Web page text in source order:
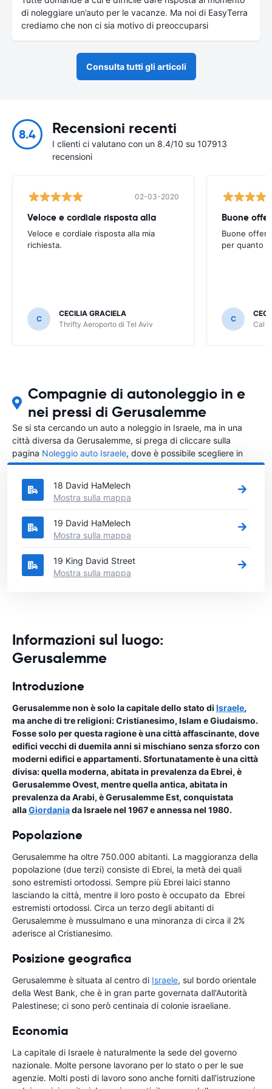
di noleggiare un’auto per le vacanze. Ma noi di EasyTerra
crediamo che non ci sia motivo di preoccuparsi
Consulta tutti gli articoli
8.4 Recensioni recenti
I clienti ci valutano con un 8.4/10 su 107913
recensioni
02-03-2020
Veloce e cordiale risposta alla
Veloce e cordiale risposta alla mia
richiesta.
C
CECILIA GRACIELA
Thrifty Aeroporto di Tel Aviv
Buone
Buone
per quanto
C
Cal
Compagnie di autonoleggio in e
nei pressi di Gerusalemme
Se si sta cercando un auto a noleggio in Israele, ma in una
città diversa da Gerusalemme, si prega di cliccare sulla
pagina Noleggio auto Israele, dove è possibile scegliere in
quale città in Israele si vuole noleggiare l'auto.
18 David HaMelech
Mostra sulla mappa
19 David HaMelech
Mostra sulla mappa
19 King David Street
Mostra sulla mappa
Informazioni sul luogo:
Gerusalemme
Introduzione
Gerusalemme non è solo la capitale dello stato di Israele,
ma anche di tre religioni: Cristianesimo, Islam e Giudaismo.
Fosse solo per questa ragione è una città affascinante, dove
edifici vecchi di duemila anni si mischiano senza sforzo con
moderni edifici e appartamenti. Sfortunatamente è una città
divisa: quella moderna, abitata in prevalenza da Ebrei, è
Gerusalemme Ovest, mentre quella antica, abitata in
prevalenza da Arabi, è Gerusalemme Est, conquistata
allaGiordaniada Israele nel 1967 e annessa nel 1980.
Popolazione
Gerusalemme ha oltre 750.000 abitanti. La maggioranza della
popolazione (due terzi) consiste di Ebrei, la metà dei quali
sono estremisti ortodossi. Sempre più Ebrei laici stanno
lasciando la città, mentre il loro posto è occupato da Ebrei
estremisti ortodossi. Circa un terzo degli abitanti di
Gerusalemme è mussulmano e una minoranza di circa il 2%
aderisce al Cristianesimo.
Posizione geografica
Gerusalemme è situata al centro di Israele, sul bordo orientale
della West Bank, che è in gran parte governata dall'Autorità
Palestinese; ci sono però centinaia di colonie israeliane.
Economia
La capitale di Israele è naturalmente la sede del governo
nazionale. Molte persone lavorano per lo stato o per le sue
agenzie. Molti posti di lavoro sono anche forniti dall'istruzione